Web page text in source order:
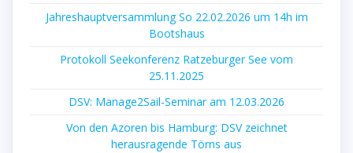
Jahreshauptversammlung So 22.02.2026 um 14h im
Bootshaus
Protokoll Seekonferenz Ratzeburger See vom
25.11.2025
DSV: Manage2Sail-Seminar am 12.03.2026
Von den Azoren bis Hamburg: DSV zeichnet
herausragende Törns aus